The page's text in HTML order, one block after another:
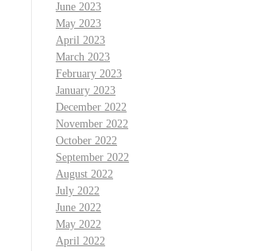
June 2023
May 2023
April 2023
March 2023
February 2023
January 2023
December 2022
November 2022
October 2022
September 2022
August 2022
July 2022
June 2022
May 2022
April 2022